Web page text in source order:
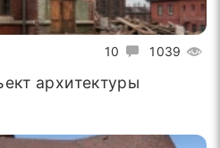
10 1039
архитектуры